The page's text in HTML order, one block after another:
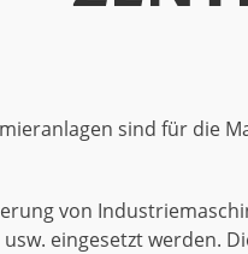
sind für die
von
eingesetzt werden.